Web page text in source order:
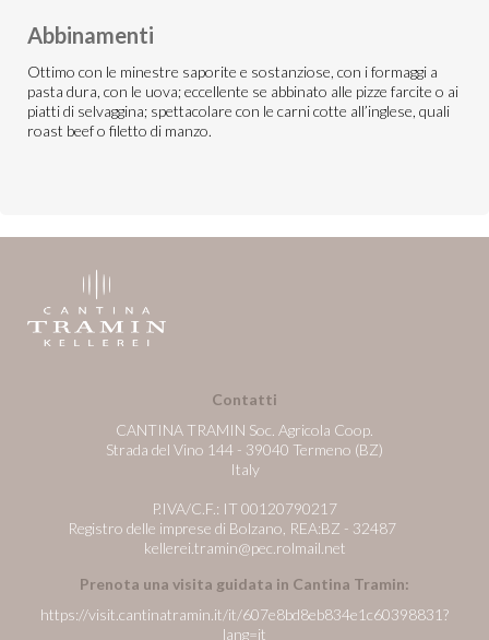
Abbinamenti
Ottimo con le minestre saporite e sostanziose, con i formaggi a
pasta dura, con le uova; eccellente se abbinato alle pizze farcite o ai
piatti di selvaggina; spettacolare con le carni cotte all’inglese, quali
roast beef o filetto di manzo.
Contatti
CANTINA TRAMIN Soc. Agricola Coop.
Strada del Vino 144 - 39040 Termeno (BZ)
Italy
P.IVA/C.F.: IT 00120790217
Registro delle imprese di Bolzano, REA:BZ - 32487
kellerei.tramin@pec.rolmail.net
Prenota una visita guidata in Cantina Tramin:
https://visit.cantinatramin.it/it/607e8bd8eb834e1c60398831?
lang=it